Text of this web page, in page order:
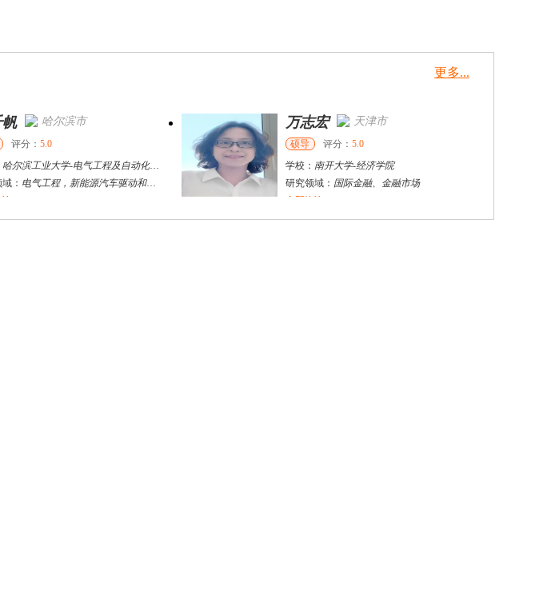
更多...
志宏 天津市
硕导 评分：
校：南开大学-经济学院
究领域：国际金融、金融市场
即咨询
苏州市 杜** 黄浦区